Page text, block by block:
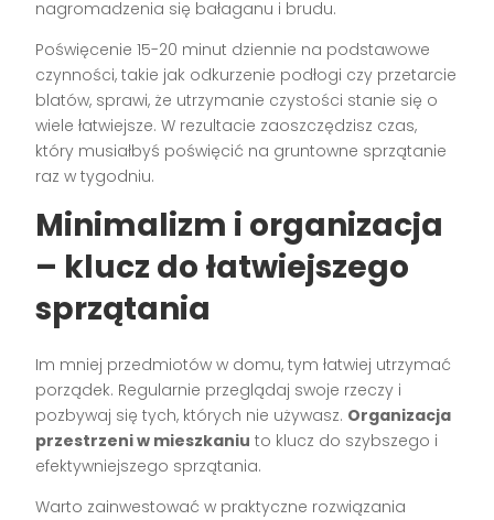
nagromadzenia się bałaganu i brudu.
Poświęcenie 15-20 minut dziennie na podstawowe
czynności, takie jak odkurzenie podłogi czy przetarcie
blatów, sprawi, że utrzymanie czystości stanie się o
wiele łatwiejsze. W rezultacie zaoszczędzisz czas,
który musiałbyś poświęcić na gruntowne sprzątanie
raz w tygodniu.
Minimalizm i organizacja
– klucz do łatwiejszego
sprzątania
Im mniej przedmiotów w domu, tym łatwiej utrzymać
porządek. Regularnie przeglądaj swoje rzeczy i
pozbywaj się tych, których nie używasz. Organizacja
przestrzeni w mieszkaniu to klucz do szybszego i
efektywniejszego sprzątania.
Warto zainwestować w praktyczne rozwiązania